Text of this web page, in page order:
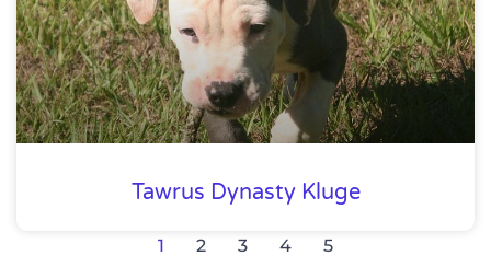
Tawrus Dynasty Kluge
1 2 3 4 5